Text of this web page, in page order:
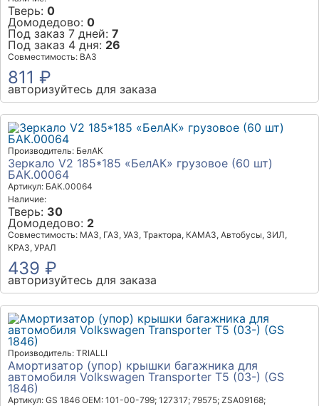
Тверь: 0
Домодедово: 0
Под заказ 7 дней: 7
Под заказ 4 дня: 26
Совместимость: ВАЗ
811 ₽
авторизуйтесь для заказа
Производитель: БелАК
Зеркало V2 185*185 «БелАК» грузовое (60 шт)
БАК.00064
Артикул: БАК.00064
Наличие:
Тверь: 30
Домодедово: 2
Совместимость: МАЗ, ГАЗ, УАЗ, Трактора, КАМАЗ, Автобусы, ЗИЛ,
КРАЗ, УРАЛ
439 ₽
авторизуйтесь для заказа
Производитель: TRIALLI
Амортизатор (упор) крышки багажника для
автомобиля Volkswagen Transporter T5 (03-) (GS
1846)
Артикул: GS 1846 OEM: 101-00-799; 127317; 79575; ZSA09168;